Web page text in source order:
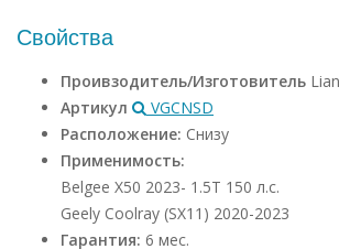
Свойства
Проивзодитель/Изготовитель
Артикул
VGCNSD
Расположение: Снизу
Применимость:
Belgee X50 2023- 1.5Т 150 л.с.
Geely Coolray (SX11) 2020-2023
Гарантия: 6 мес.